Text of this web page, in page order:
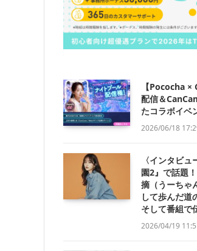
【Pococha
配信＆
たコラボイベ
2026/06/18
〈インタビ
園2』で話題
摘（うーちゃ
して歩んだ道
そして番組で
2026/04/19